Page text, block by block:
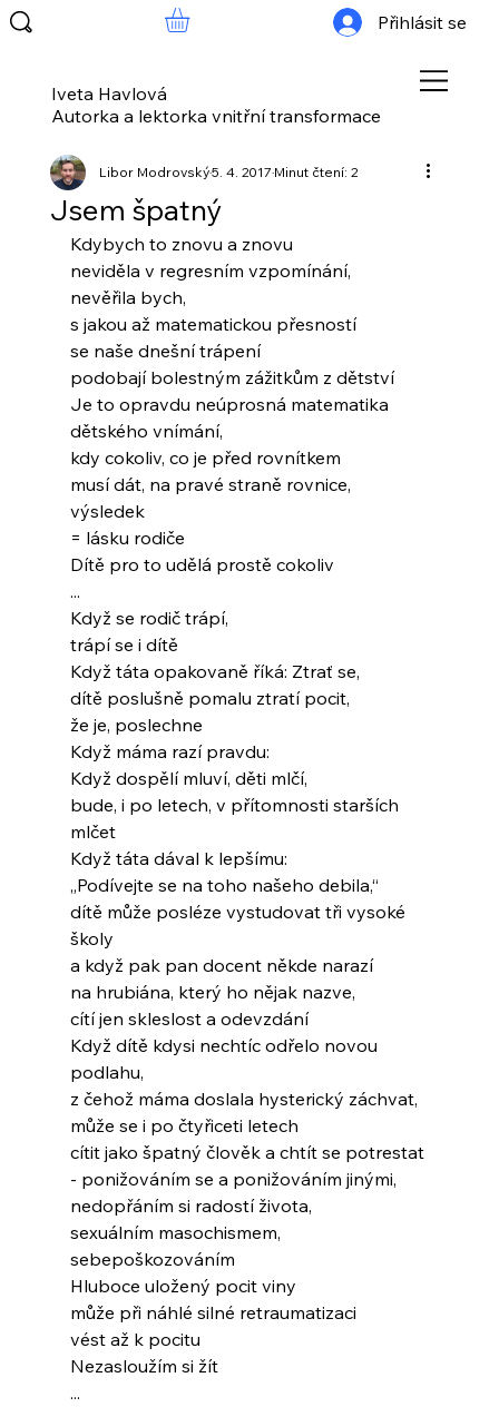
Iveta Havlová
Autorka a lektorka vnitřní transformace
Přihlásit se
Jsem špatný
Libor Modrovský5. 4. 2017Minut čtení: 2
Kdybych to znovu a znovu
neviděla v regresním vzpomínání,
nevěřila bych,
s jakou až matematickou přesností
se naše dnešní trápení
podobají bolestným zážitkům z dětství
Je to opravdu neúprosná matematika
dětského vnímání,
kdy cokoliv, co je před rovnítkem
musí dát, na pravé straně rovnice,
výsledek
= lásku rodiče
Dítě pro to udělá prostě cokoliv
...
Když se rodič trápí,
trápí se i dítě
Když táta opakovaně říká: Ztrať se,
dítě poslušně pomalu ztratí pocit,
že je, poslechne
Když máma razí pravdu:
Když dospělí mluví, děti mlčí,
bude, i po letech, v přítomnosti starších
mlčet
Když táta dával k lepšímu:
„Podívejte se na toho našeho debila,“
dítě může posléze vystudovat tři vysoké
školy
a když pak pan docent někde narazí
na hrubiána, který ho nějak nazve,
cítí jen skleslost a odevzdání
Když dítě kdysi nechtíc odřelo novou
podlahu,
z čehož máma doslala hysterický záchvat,
může se i po čtyřiceti letech
cítit jako špatný člověk a chtít se potrestat
- ponižováním se a ponižováním jinými,
nedopřáním si radostí života,
sexuálním masochismem,
sebepoškozováním
Hluboce uložený pocit viny
může při náhlé silné retraumatizaci
vést až k pocitu
Nezasloužím si žít
...